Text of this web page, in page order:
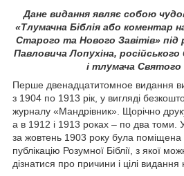
Дане видання являє собою
«Тлумачна Біблія або коментар
Старого та Нового Завітів» під
Павловича Лопухіна,
і тлумача Святого
Перше двенадцатитомное видання
з 1904 по 1913 рік, у вигляді
журналу «Мандрівник». Щорічно
а в 1912 і 1913 роках – по два томи.
за жовтень 1903 року була
публікацію Розумної Біблії, з якої
дізнатися про причини і цілі видання